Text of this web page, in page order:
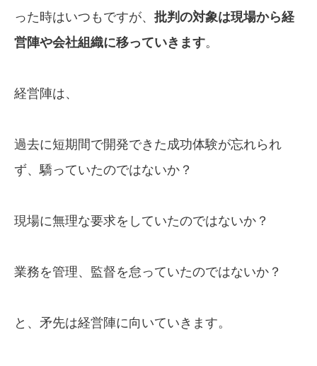
った時はいつもですが、 批判の対象は現場から経
営陣や会社組織に移っていきます。
経営陣は、
過去に短期間で開発できた成功体験が忘れられ
ず、驕っていたのではないか？
現場に無理な要求をしていたのではないか？
業務を管理、監督を怠っていたのではないか？
と、矛先は経営陣に向いていきます。